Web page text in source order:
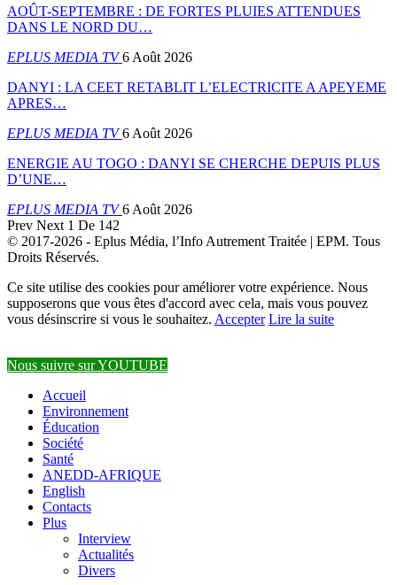
AOÛT-SEPTEMBRE : DE FORTES PLUIES ATTENDUES
DANS LE NORD DU…
EPLUS MEDIA TV6 Août 2026
DANYI : LA CEET RETABLIT L’ELECTRICITE A APEYEME
APRES…
EPLUS MEDIA TV6 Août 2026
ENERGIE AU TOGO : DANYI SE CHERCHE DEPUIS PLUS
D’UNE…
EPLUS MEDIA TV6 Août 2026
Prev Next 1 De 142
© 2017-2026 - Eplus Média, l’Info Autrement Traitée | EPM. Tous
Droits Réservés.
Ce site utilise des cookies pour améliorer votre expérience. Nous
supposerons que vous êtes d'accord avec cela, mais vous pouvez
vous désinscrire si vous le souhaitez. Accepter Lire la suite
Nous suivre sur YOUTUBE
Accueil
Environnement
Éducation
Société
Santé
ANEDD-AFRIQUE
English
Contacts
Plus
Interview
Actualités
Divers